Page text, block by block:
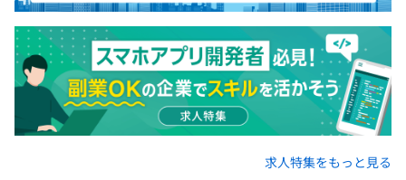
求人特集をもっと見る